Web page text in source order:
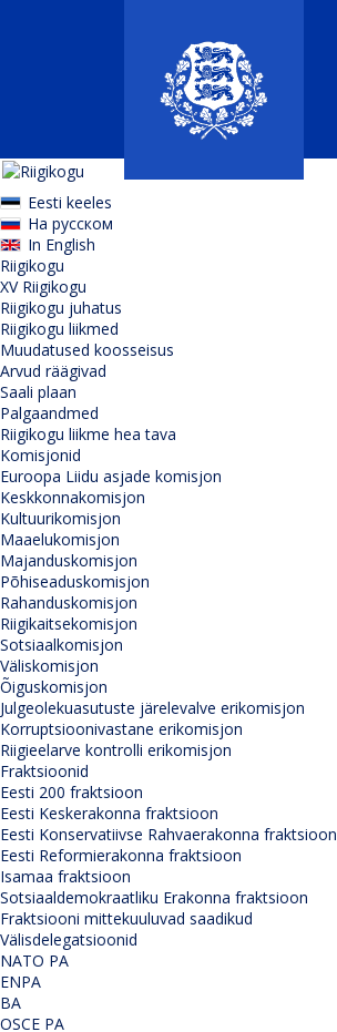
Eesti keeles
На русском
In English
Riigikogu
XV Riigikogu
Riigikogu juhatus
Riigikogu liikmed
Muudatused koosseisus
Arvud räägivad
Saali plaan
Palgaandmed
Riigikogu liikme hea tava
Komisjonid
Euroopa Liidu asjade komisjon
Keskkonnakomisjon
Kultuurikomisjon
Maaelukomisjon
Majanduskomisjon
Põhiseaduskomisjon
Rahanduskomisjon
Riigikaitsekomisjon
Sotsiaalkomisjon
Väliskomisjon
Õiguskomisjon
Julgeolekuasutuste järelevalve erikomisjon
Korruptsioonivastane erikomisjon
Riigieelarve kontrolli erikomisjon
Fraktsioonid
Eesti 200 fraktsioon
Eesti Keskerakonna fraktsioon
Eesti Konservatiivse Rahvaerakonna fraktsioon
Eesti Reformierakonna fraktsioon
Isamaa fraktsioon
Sotsiaaldemokraatliku Erakonna fraktsioon
Fraktsiooni mittekuuluvad saadikud
Välisdelegatsioonid
NATO PA
ENPA
BA
OSCE PA